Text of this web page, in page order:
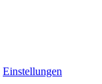
Einstellungen